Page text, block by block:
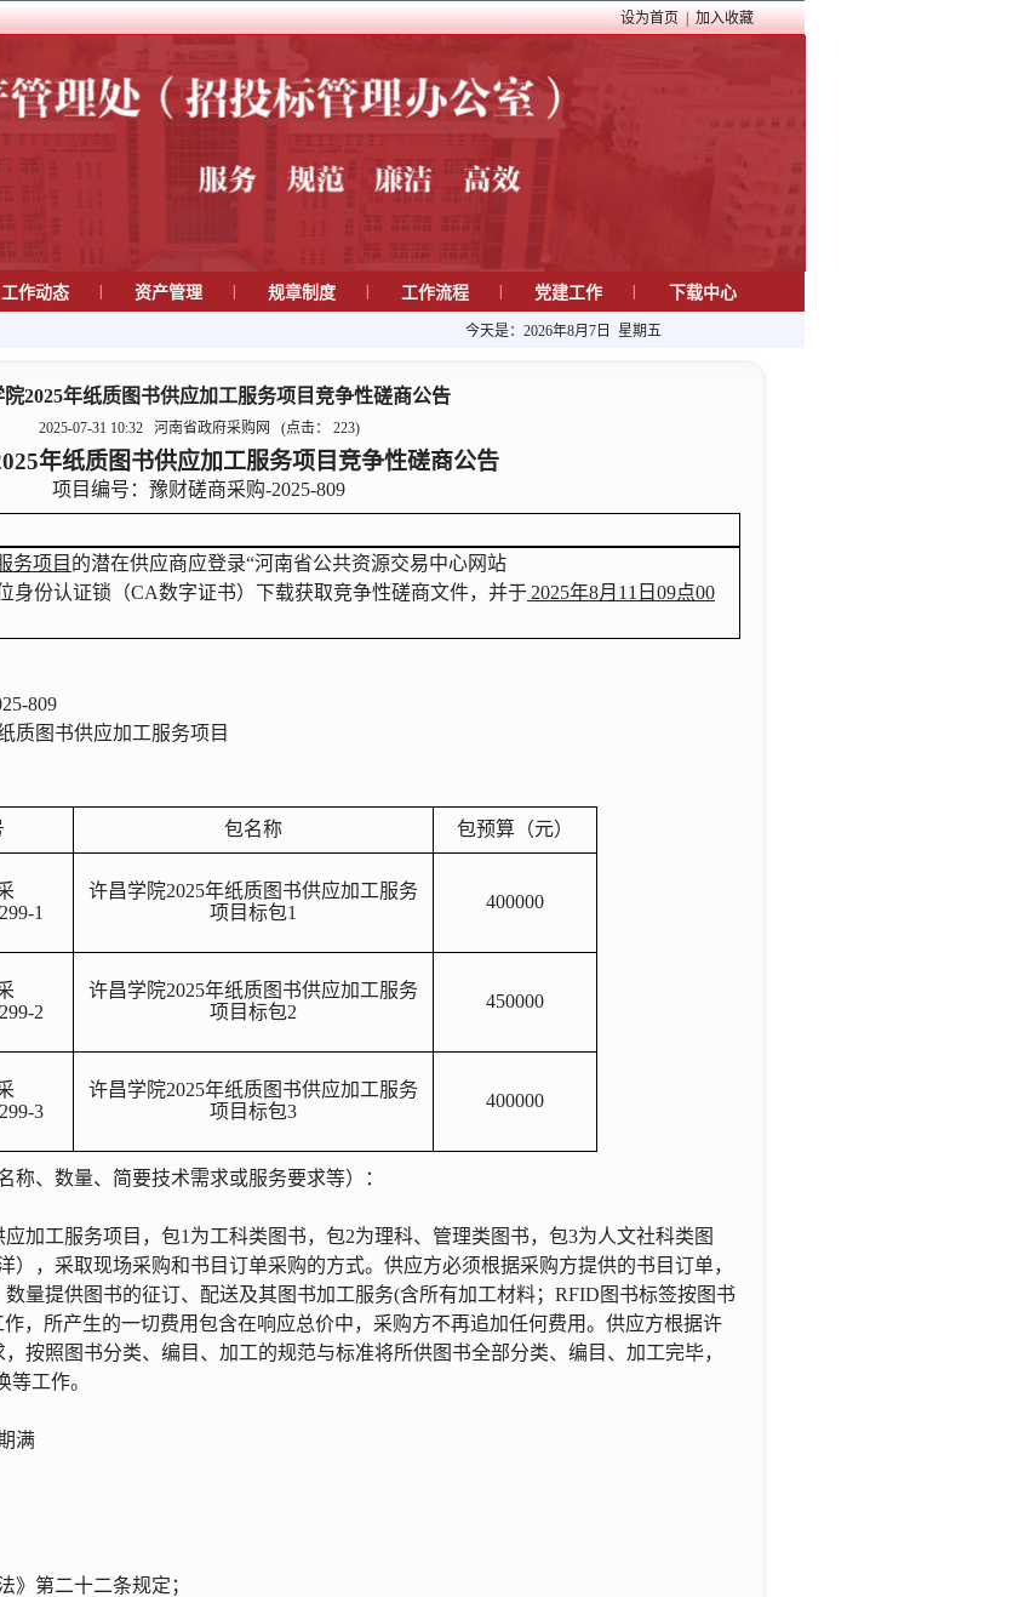
设为首页 加入收藏
工作动态 资产管理 规章制度 工作流程 党建工作 下载中心
今天是： 2026年8月7日 星期五
院2025年纸质图书供应加工服务项目竞争性磋商公告
2025-07-31 10:32 河南省政府采购网 (点击： 223)
年纸质图书供应加工服务项目 竞争性磋商公告
项目编号： 豫财磋商采购-2025-809
务项目 的潜在供应商应登录“河南省公共资源交易中心网站
身份认证锁（CA数字证书）下载获取竞争性磋商文件， 并于 2025年8月 11 日 09点00
809
质图书供应加工服务项目
包名称 包预算（元）
1
许昌学院2025年纸质图书供应加工服务
项目标包1
400000
2
许昌学院2025年纸质图书供应加工服务
项目标包2
450000
3
许昌学院2025年纸质图书供应加工服务
项目标包3
400000
称、数量、简要技术需求或服务要求等）：
应加工服务项目 ， 包1 为工科类图书， 包2为理科、管理类图书， 包3为人文社科类图
），采取现场采购和书目订单采购的方式。供应方必须根据采购方提供的书目订单，
量提供图书的征订、配送及其图书加工服务(含所有加工材料；RFID图书标签按图书
，所产生的一切费用包含在响应总价中，采购方不再追加任何费用。供应方根据许
按照图书分类、编目、加工的规范与标准将所供图书全部分类、编目、加工完毕，
工作。
满
》第二十二条规定；